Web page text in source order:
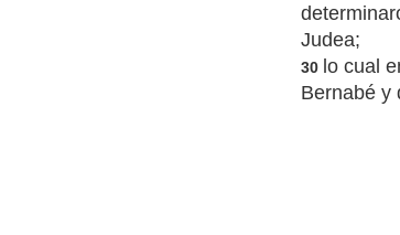
Judea;
30 lo cual
Bernabé y